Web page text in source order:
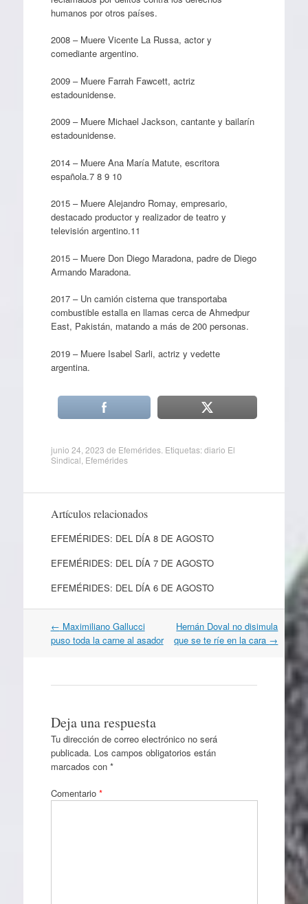
humanos por otros países.
2008 – Muere Vicente La Russa, actor y
comediante argentino.
2009 – Muere Farrah Fawcett, actriz
estadounidense.
2009 – Muere Michael Jackson, cantante y bailarín
estadounidense.
2014 – Muere Ana María Matute, escritora
española.7 8 9 10
2015 – Muere Alejandro Romay, empresario,
destacado productor y realizador de teatro y
televisión argentino.11
2015 – Muere Don Diego Maradona, padre de Diego
Armando Maradona.
2017 – Un camión cisterna que transportaba
combustible estalla en llamas cerca de Ahmedpur
East, Pakistán, matando a más de 200 personas.
2019 – Muere Isabel Sarli, actriz y vedette
argentina.
junio 24, 2023 de Efemérides. Etiquetas:diario El
Sindical Efemérides
Artículos relacionados
EFEMÉRIDES: DEL DÍA 8 DE AGOSTO
EFEMÉRIDES: DEL DÍA 7 DE AGOSTO
EFEMÉRIDES: DEL DÍA 6 DE AGOSTO
Navegación
por
← Maximiliano Gallucci
puso toda la carne al asador
Hernán Doval no disimula
que se te ríe en la cara →
Deja una respuesta
Tu dirección de correo electrónico no será
publicada. Los campos obligatorios están
marcados con *
Comentario *